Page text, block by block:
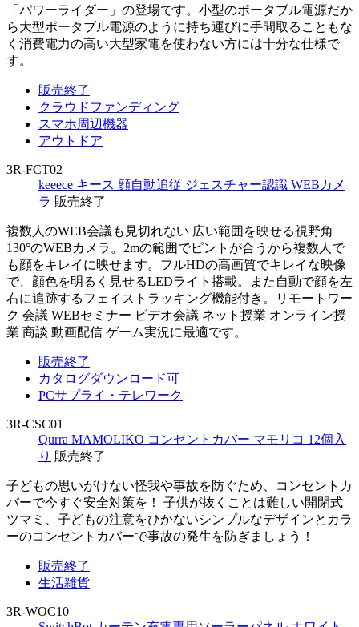
「パワーライダー」の登場です。小型のポータブル電源だか
ら大型ポータブル電源のように持ち運びに手間取ることもな
く消費電力の高い大型家電を使わない方には十分な仕様で
す。
販売終了
クラウドファンディング
スマホ周辺機器
アウトドア
3R-FCT02
keeece キース 顔自動追従 ジェスチャー認識 WEBカメ
ラ 販売終了
複数人のWEB会議も見切れない 広い範囲を映せる視野角
130°のWEBカメラ。2mの範囲でピントが合うから複数人で
も顔をキレイに映せます。フルHDの高画質でキレイな映像
で、顔色を明るく見せるLEDライト搭載。また自動で顔を左
右に追跡するフェイストラッキング機能付き。リモートワー
ク 会議 WEBセミナー ビデオ会議 ネット授業 オンライン授
業 商談 動画配信 ゲーム実況に最適です。
販売終了
カタログダウンロード可
PCサプライ・テレワーク
3R-CSC01
Qurra MAMOLIKO コンセントカバー マモリコ 12個入
り 販売終了
子どもの思いがけない怪我や事故を防ぐため、コンセントカ
バーで今すぐ安全対策を！ 子供が抜くことは難しい開閉式
ツマミ、子どもの注意をひかないシンプルなデザインとカラ
ーのコンセントカバーで事故の発生を防ぎましょう！
販売終了
生活雑貨
3R-WOC10